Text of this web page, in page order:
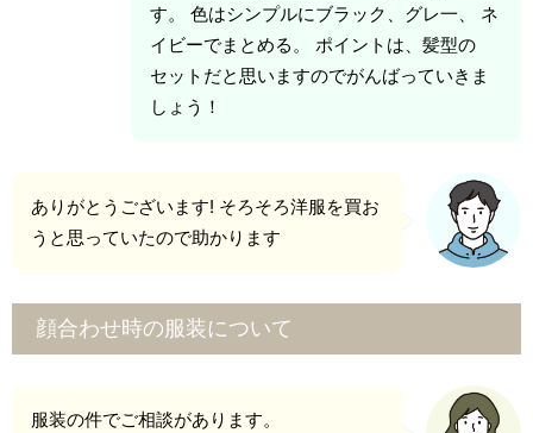
す。 色はシンプルにブラック、グレ一、 ネ
イビーでまとめる。 ポイントは、髪型の
セットだと思いますのでがんばっていきま
しょう！
ありがとうございます! そろそろ洋服を買お
うと思っていたので助かります
顔合わせ時の服装について
服装の件でご相談があります。